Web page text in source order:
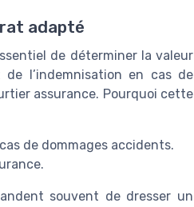
adapté
de déterminer la valeur
l’indemnisation en cas de
assurance. Pourquoi cette
de dommages accidents.
souvent de dresser un